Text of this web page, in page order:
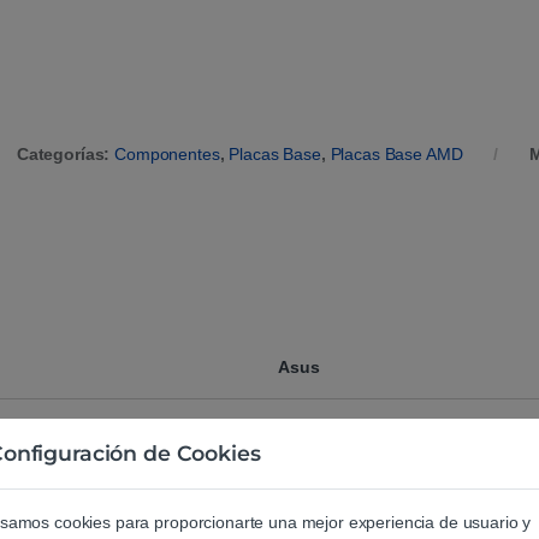
Categorías:Componentes, Placas Base, Placas Base AMD
Asus
Asus TUF Gaming B550-Plus
Placa Base
de Cookies
cookies para proporcionarte una mejor experiencia de usuario y